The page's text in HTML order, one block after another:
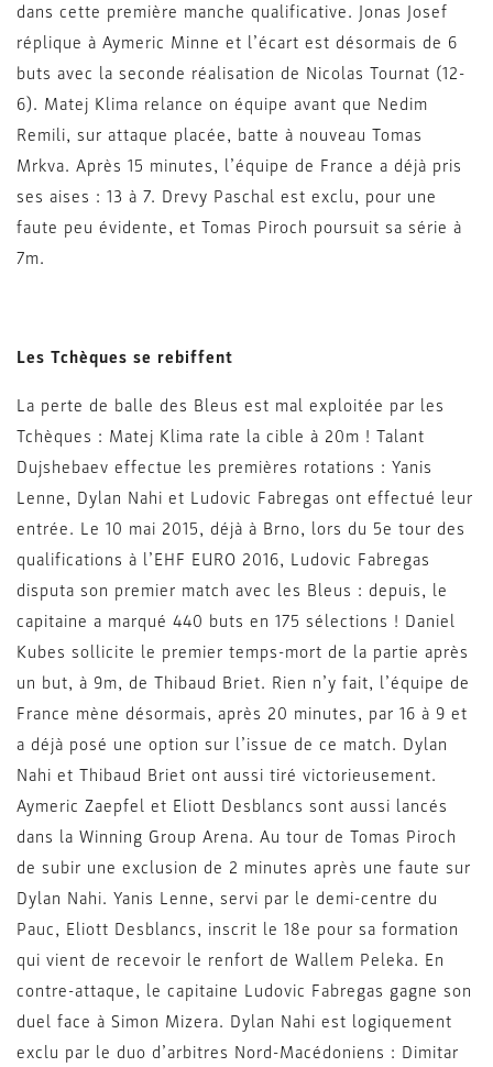
dans cette première manche qualificative. Jonas Josef
réplique à Aymeric Minne et l’écart est désormais de 6
buts avec la seconde réalisation de Nicolas Tournat (12-
6). Matej Klima relance on équipe avant que Nedim
Remili, sur attaque placée, batte à nouveau Tomas
Mrkva. Après 15 minutes, l’équipe de France a déjà pris
ses aises : 13 à 7. Drevy Paschal est exclu, pour une
faute peu évidente, et Tomas Piroch poursuit sa série à
7m.
Les Tchèques se rebiffent
La perte de balle des Bleus est mal exploitée par les
Tchèques : Matej Klima rate la cible à 20m ! Talant
Dujshebaev effectue les premières rotations : Yanis
Lenne, Dylan Nahi et Ludovic Fabregas ont effectué leur
entrée. Le 10 mai 2015, déjà à Brno, lors du 5e tour des
qualifications à l’EHF EURO 2016, Ludovic Fabregas
disputa son premier match avec les Bleus : depuis, le
capitaine a marqué 440 buts en 175 sélections ! Daniel
Kubes sollicite le premier temps-mort de la partie après
un but, à 9m, de Thibaud Briet. Rien n’y fait, l’équipe de
France mène désormais, après 20 minutes, par 16 à 9 et
a déjà posé une option sur l’issue de ce match. Dylan
Nahi et Thibaud Briet ont aussi tiré victorieusement.
Aymeric Zaepfel et Eliott Desblancs sont aussi lancés
dans la Winning Group Arena. Au tour de Tomas Piroch
de subir une exclusion de 2 minutes après une faute sur
Dylan Nahi. Yanis Lenne, servi par le demi-centre du
Pauc, Eliott Desblancs, inscrit le 18e pour sa formation
qui vient de recevoir le renfort de Wallem Peleka. En
contre-attaque, le capitaine Ludovic Fabregas gagne son
duel face à Simon Mizera. Dylan Nahi est logiquement
exclu par le duo d’arbitres Nord-Macédoniens : Dimitar